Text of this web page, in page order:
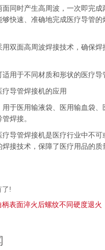
面同时产生高周波，一次即完成
够快速、准确地完成医疗导管的
用双面高周波焊接技术，确保
用于不同材质和形状的医疗导
导管焊接机的应用
用于医用输液袋、医用输血袋
焊接。
疗导管焊接机是医疗行业中不可
接技术，保障了医疗用品的质
了!
柄表面淬火后螺纹不同硬度退火